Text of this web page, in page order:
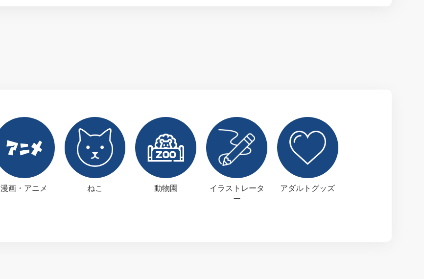
漫画・アニメ ねこ 動物園
イラストレータ
ー
アダルトグッズ